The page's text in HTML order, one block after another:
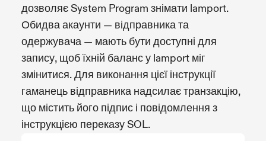
дозволяє System Program знімати lamport.
Обидва акаунти — відправника та
одержувача — мають бути доступні для
запису, щоб їхній баланс у lamport міг
змінитися. Для виконання цієї інструкції
гаманець відправника надсилає транзакцію,
що містить його підпис і повідомлення з
інструкцією переказу SOL.